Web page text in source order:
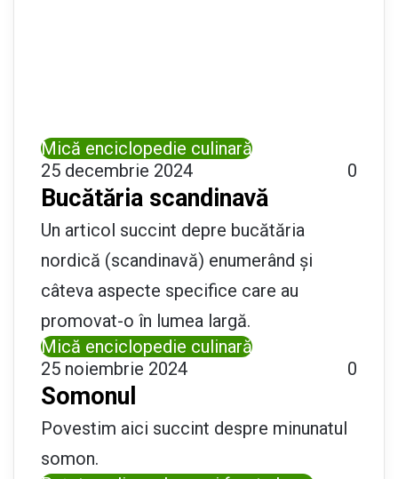
Mică enciclopedie culinară
25 decembrie 2024
0
Bucătăria scandinavă
Un articol succint depre bucătăria
nordică (scandinavă) enumerând și
câteva aspecte specifice care au
promovat-o în lumea largă.
Mică enciclopedie culinară
25 noiembrie 2024
0
Somonul
Povestim aici succint despre minunatul
somon.